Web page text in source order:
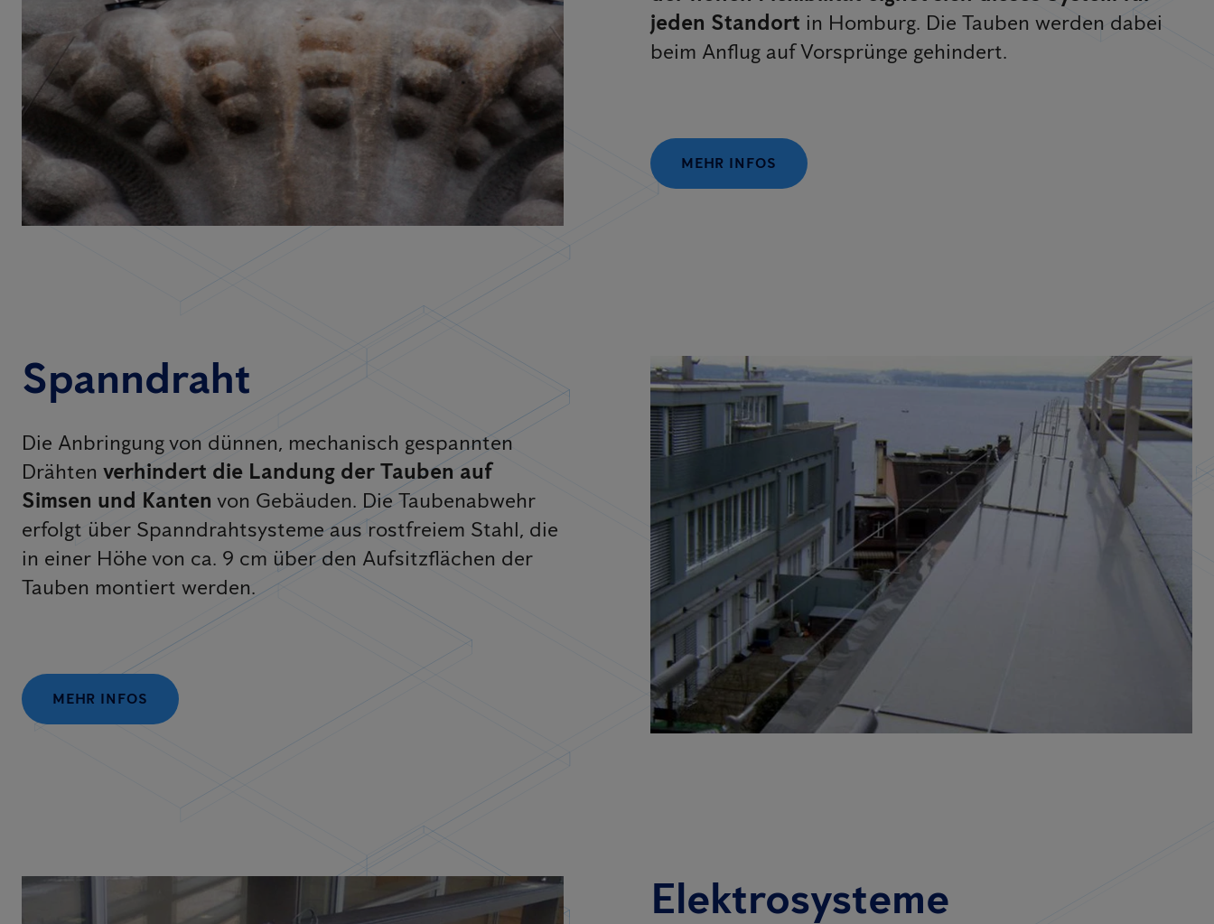
jeden Standort in Homburg. Die Tauben werden dabei
beim Anflug auf Vorsprünge gehindert.
MEHR INFOS
Spanndraht
Die Anbringung von dünnen, mechanisch gespannten
Drähten verhindert die Landung der Tauben auf
Simsen und Kanten von Gebäuden. Die Taubenabwehr
erfolgt über Spanndrahtsysteme aus rostfreiem Stahl, die
in einer Höhe von ca. 9 cm über den Aufsitzflächen der
Tauben montiert werden.
MEHR INFOS
Elektrosysteme